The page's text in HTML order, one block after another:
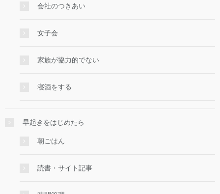
会社のつきあい
女子会
家族が協力的でない
寝酒をする
早起きをはじめたら
朝ごはん
読書・サイト記事